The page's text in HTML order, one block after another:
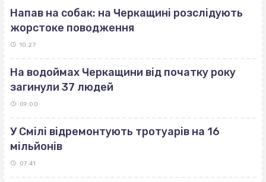
Напав на собак: на Черкащині розслідують
жорстоке поводження
10:27
На водоймах Черкащини від початку року
загинули 37 людей
09:00
У Смілі відремонтують тротуарів на 16
мільйонів
07:41